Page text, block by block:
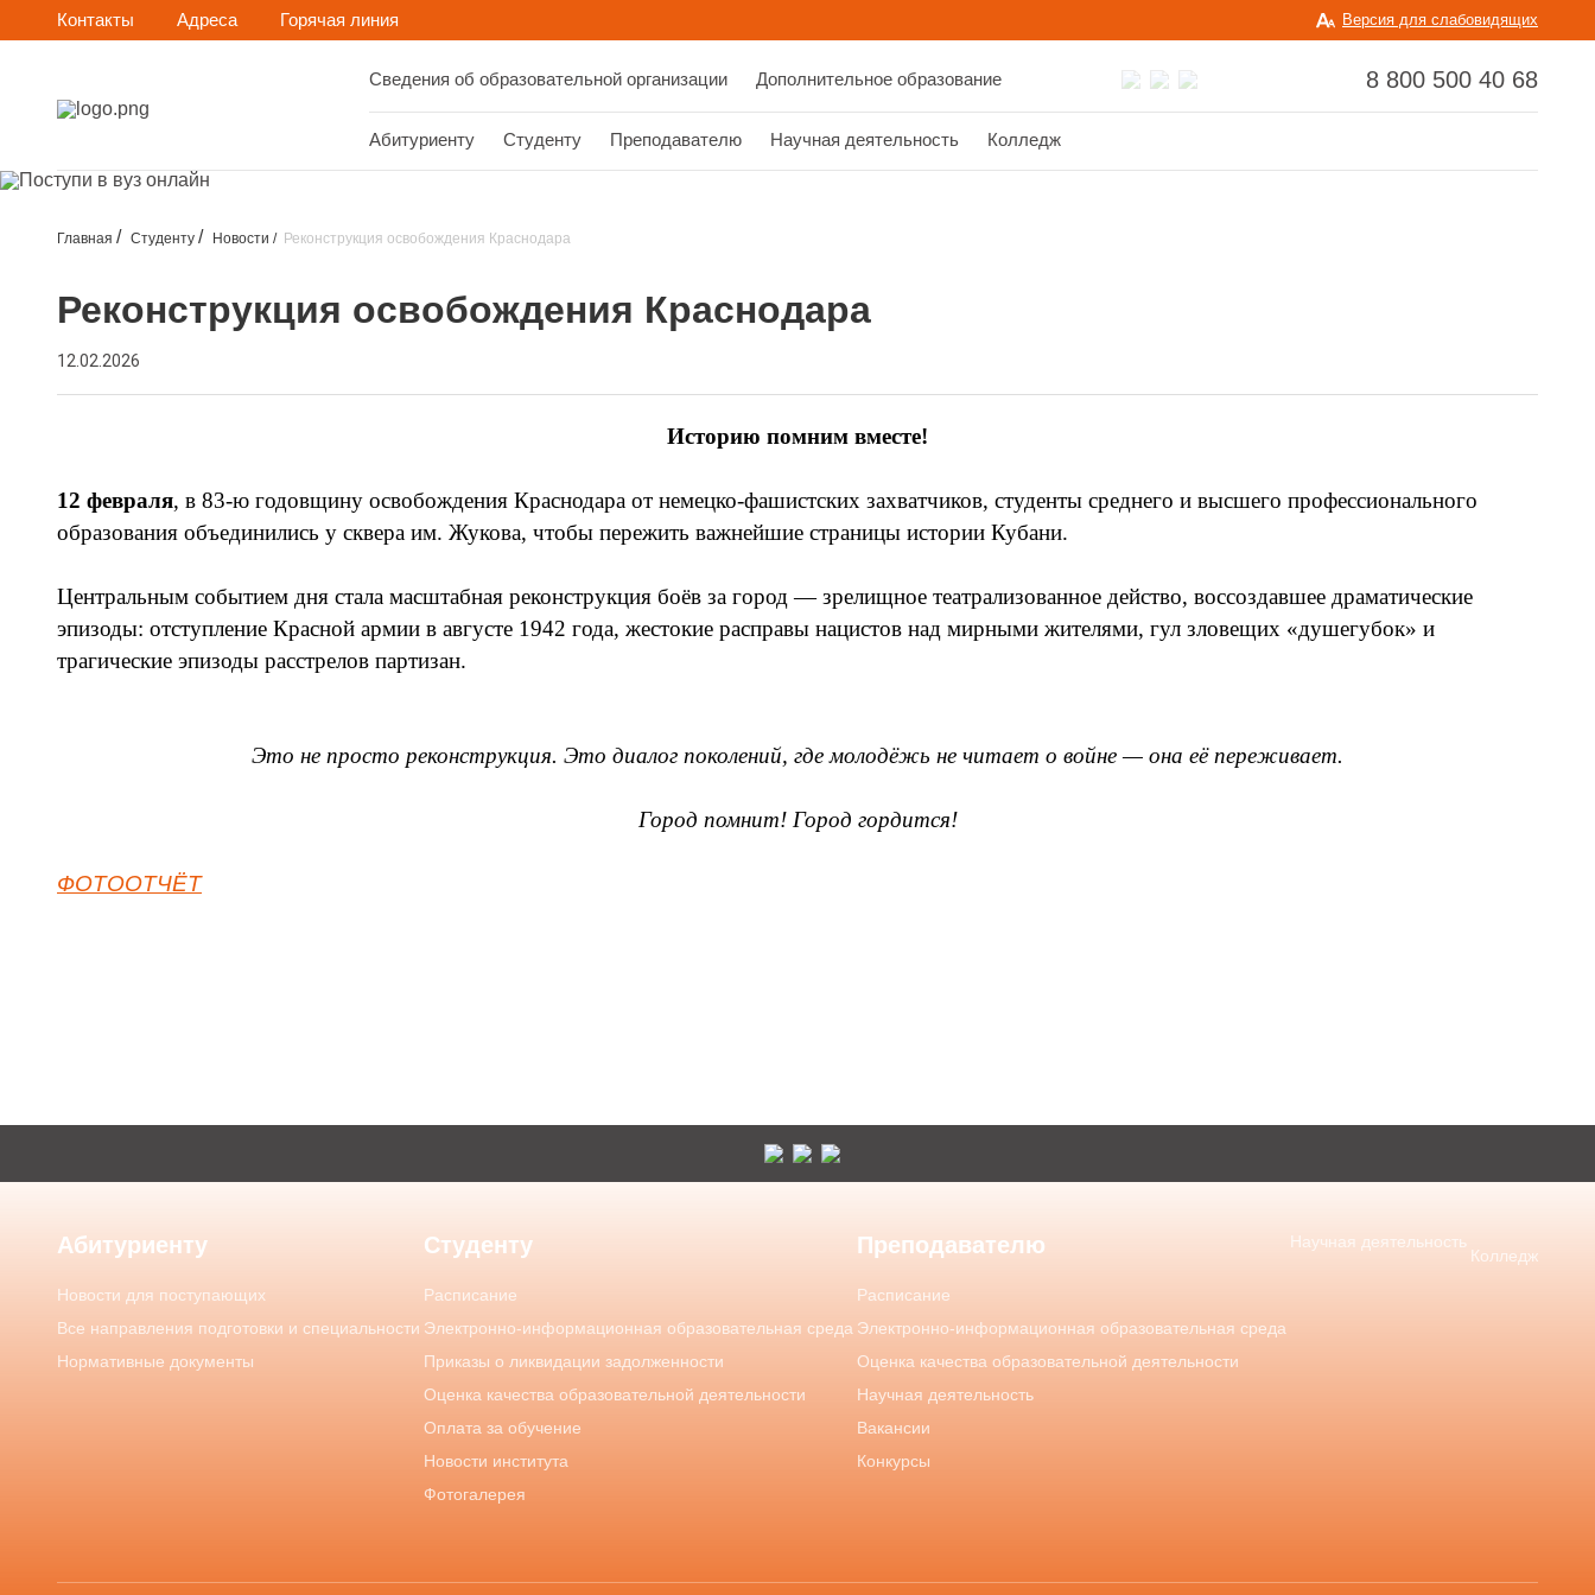
Контакты Адреса Горячая линия Версия для слабовидящих
Сведения об образовательной организации Дополнительное образование 8 800 500 40 68
Абитуриенту Студенту Преподавателю Научная деятельность Колледж
Главная Студенту Новости Реконструкция освобождения Краснодара
Реконструкция освобождения Краснодара
12.02.2026
Историю помним вместе!
12 февраля, в 83-ю годовщину освобождения Краснодара от немецко-фашистских захватчиков, студенты среднего и высшего профессионального
образования объединились у сквера им. Жукова, чтобы пережить важнейшие страницы истории Кубани.
Центральным событием дня стала масштабная реконструкция боёв за город — зрелищное театрализованное действо, воссоздавшее драматические
эпизоды: отступление Красной армии в августе 1942 года, жестокие расправы нацистов над мирными жителями, гул зловещих «душегубок» и
трагические эпизоды расстрелов партизан.
Это не просто реконструкция. Это диалог поколений, где молодёжь не читает о войне — она её переживает.
Город помнит! Город гордится!
ФОТООТЧЁТ
Абитуриенту
Новости для поступающих
Все направления подготовки и специальности
Нормативные документы
Студенту
Расписание
Электронно-информационная образовательная среда
Приказы о ликвидации задолженности
Оценка качества образовательной деятельности
Оплата за обучение
Новости института
Фотогалерея
Преподавателю
Расписание
Электронно-информационная образовательная среда
Оценка качества образовательной деятельности
Научная деятельность
Вакансии
Конкурсы
Научная деятельность
Колледж